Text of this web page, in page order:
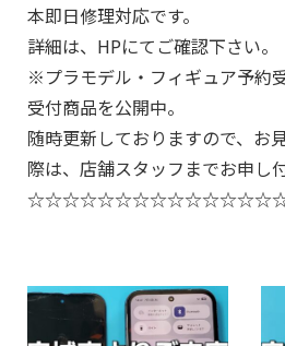
本即日修理対応です。
詳細は、HPにてご確認下さい。
※プラモデル・フィギュア予約
受付商品を公開中。
随時更新しておりますので、お
際は、店舗スタッフまでお申し